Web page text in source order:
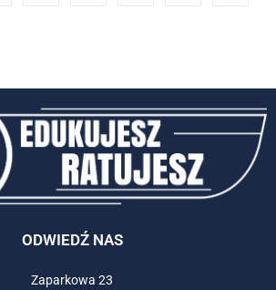
ODWIEDŹ NAS
Zaparkowa 23